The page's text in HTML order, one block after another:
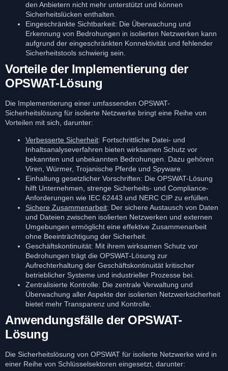
den Anbietern nicht mehr unterstützt und können
Sicherheitslücken enthalten.
Eingeschränkte Sichtbarkeit: Die Überwachung und
Erkennung von Bedrohungen in isolierten Netzwerken kann
aufgrund der eingeschränkten Konnektivität und fehlender
Sicherheitstools schwierig sein.
Vorteile der Implementierung der
OPSWAT-Lösung
Die Implementierung einer umfassenden OPSWAT-
Sicherheitslösung für isolierte Netzwerke bringt eine Reihe von
Vorteilen mit sich, darunter:
Verbesserte Sicherheit: Fortschrittliche Datei- und
Inhaltsanalyseverfahren bieten wirksamen Schutz vor
bekannten und unbekannten Bedrohungen. Dazu gehören
Viren, Würmer, Trojanische Pferde und Spyware.
Einhaltung gesetzlicher Vorschriften: Die OPSWAT-Lösung
hilft Unternehmen, strenge Sicherheits- und Compliance-
Anforderungen wie IEC 62443 und NERC CIP zu erfüllen.
Sichere Zusammenarbeit: Der sichere Austausch von Daten
und Dateien zwischen isolierten Netzwerken und externen
Umgebungen ermöglicht eine effektive Zusammenarbeit
ohne Beeinträchtigung der Sicherheit.
Geschäftskontinuität: Mit ihrem wirksamen Schutz vor
Bedrohungen trägt die OPSWAT-Lösung zur
Aufrechterhaltung der Geschäftskontinuität kritischer
betrieblicher Systeme und industrieller Prozesse bei.
Zentralisierte Kontrolle: Die zentrale Verwaltung und
Überwachung aller Aspekte der isolierten Netzwerksicherheit
bietet mehr Transparenz und Kontrolle.
Anwendungsfälle der OPSWAT-
Lösung
Die Sicherheitslösung von OPSWAT für isolierte Netzwerke wird in
einer Reihe von Schlüsselsektoren eingesetzt, darunter: